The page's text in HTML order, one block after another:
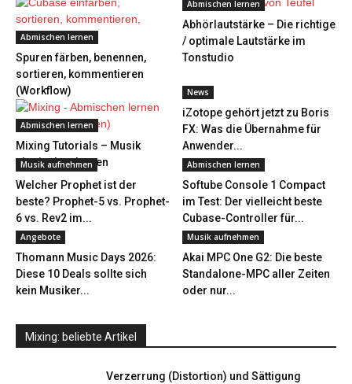
Abmischen lernen
Spuren färben, benennen,
sortieren, kommentieren
(Workflow)
Abmischen lernen
Abhörlautstärke – Die richtige
/ optimale Lautstärke im
Tonstudio
Abmischen lernen
Mixing Tutorials – Musik
abmischen lernen
News
iZotope gehört jetzt zu Boris
FX: Was die Übernahme für
Anwender...
Musik aufnehmen
Welcher Prophet ist der
beste? Prophet-5 vs. Prophet-
6 vs. Rev2 im...
Abmischen lernen
Softube Console 1 Compact
im Test: Der vielleicht beste
Cubase-Controller für...
Angebote
Thomann Music Days 2026:
Diese 10 Deals sollte sich
kein Musiker...
Musik aufnehmen
Akai MPC One G2: Die beste
Standalone-MPC aller Zeiten
oder nur...
Mixing: beliebte Artikel
Verzerrung (Distortion) und Sättigung